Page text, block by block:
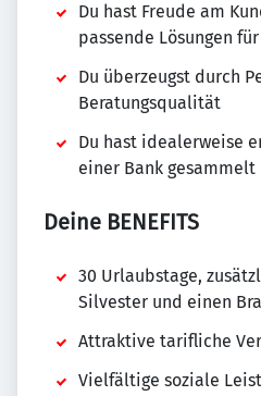
Du hast Freude am
passende Lösungen
Du überzeugst durch
Beratungsqualität
Du hast idealerweise
einer Bank gesammelt
Deine BENEFITS
30 Urlaubstage,
Silvester und einen
Attraktive tarifliche
Vielfältige soziale